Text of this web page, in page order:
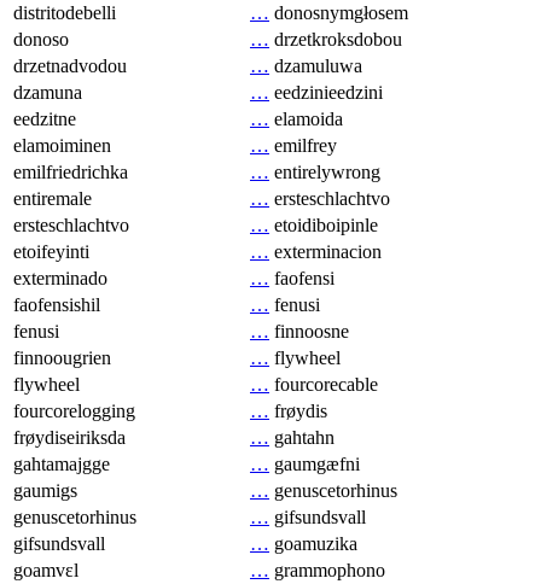
distritodebelli
… donosnymgłosem
donoso
… drzetkroksdobou
drzetnadvodou
… dzamuluwa
dzamuna
… eedzinieedzini
eedzitne
… elamoida
elamoiminen
… emilfrey
emilfriedrichka
… entirelywrong
entiremale
… ersteschlachtvo
ersteschlachtvo
… etoidiboipinle
etoifeyinti
… exterminacion
exterminado
… faofensi
faofensishil
… fenusi
fenusi
… finnoosne
finnoougrien
… flywheel
flywheel
… fourcorecable
fourcorelogging
… frøydis
frøydiseiriksda
… gahtahn
gahtamajgge
… gaumgæfni
gaumigs
… genuscetorhinus
genuscetorhinus
… gifsundsvall
gifsundsvall
… goamuzika
goamvɛl
… grammophono